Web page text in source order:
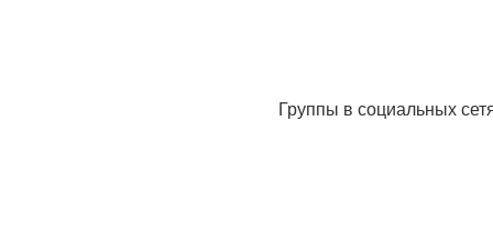
Группы в социальных